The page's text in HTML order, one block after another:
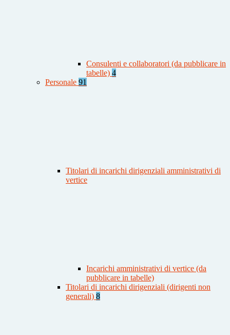
Consulenti e collaboratori (da pubblicare in
tabelle) 4
Personale 91
Titolari di incarichi dirigenziali amministrativi di
vertice
Incarichi amministrativi di vertice (da
pubblicare in tabelle)
Titolari di incarichi dirigenziali (dirigenti non
generali) 8